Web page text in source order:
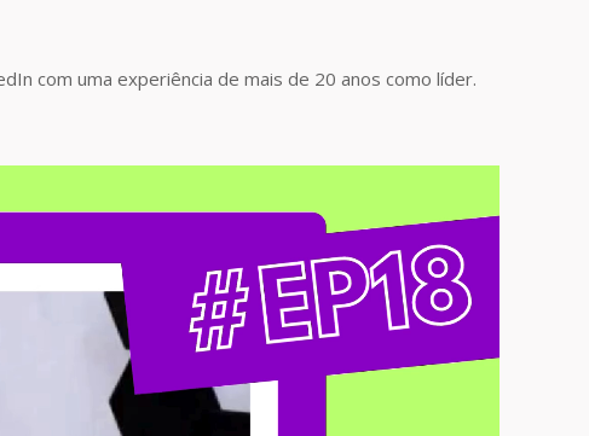
com uma experiência de mais de 20 anos como líder.